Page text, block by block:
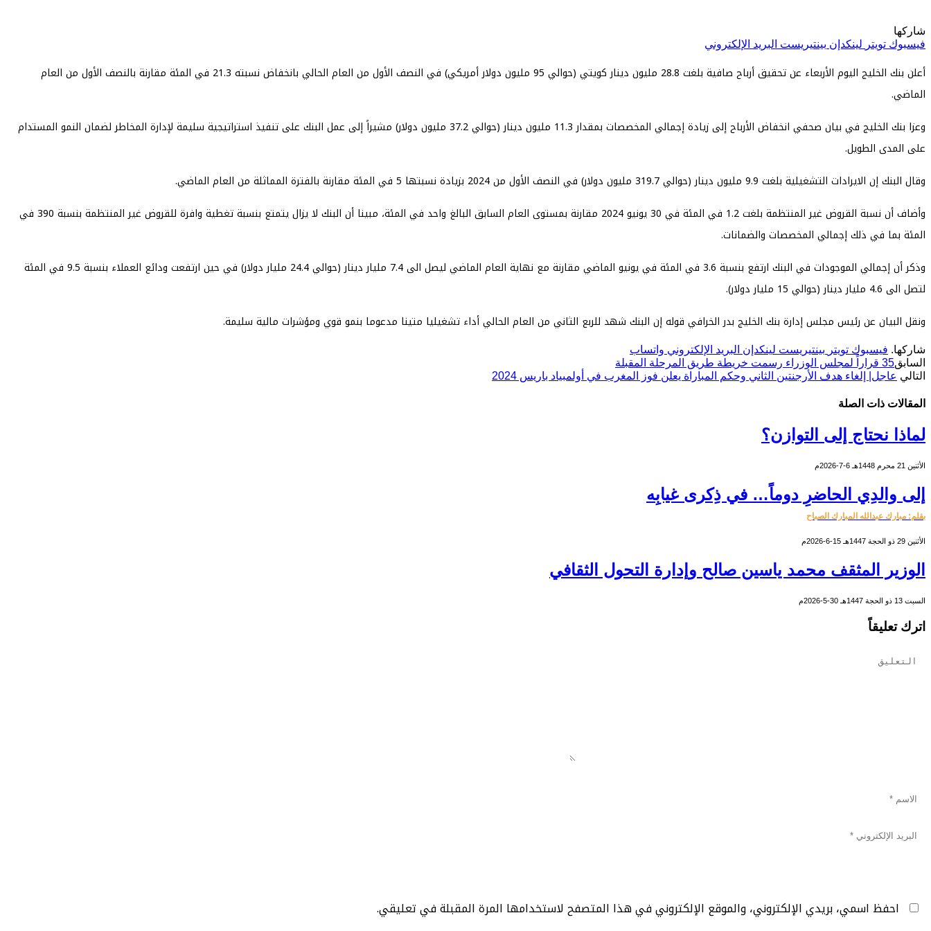
شاركها
فيسبوك تويتر لينكدإن بينتيريست البريد الإلكتروني
أعلن بنك الخليج اليوم الأربعاء عن تحقيق أرباح صافية بلغت 28.8 مليون دينار كويتي (حوالي 95 مليون دولار أمريكي) في النصف الأول من العام الحالي بانخفاض نسبته 21.3 في المئة مقارنة بالنصف الأول من العام
الماضي.
وعزا بنك الخليج في بيان صحفي انخفاض الأرباح إلى زيادة إجمالي المخصصات بمقدار 11.3 مليون دينار (حوالي 37.2 مليون دولار) مشيراً إلى عمل البنك على تنفيذ استراتيجية سليمة لإدارة المخاطر لضمان النمو المستدام
على المدى الطويل.
وقال البنك إن الايرادات التشغيلية بلغت 9.9 مليون دينار (حوالي 319.7 مليون دولار) في النصف الأول من 2024 بزيادة نسبتها 5 في المئة مقارنة بالفترة المماثلة من العام الماضي.
وأضاف أن نسبة القروض غير المنتظمة بلغت 1.2 في المئة في 30 يونيو 2024 مقارنة بمستوى العام السابق البالغ واحد في المئة، مبينا أن البنك لا يزال يتمتع بنسبة تغطية وافرة للقروض غير المنتظمة بنسبة 390 في
المئة بما في ذلك إجمالي المخصصات والضمانات.
وذكر أن إجمالي الموجودات في البنك ارتفع بنسبة 3.6 في المئة في يونيو الماضي مقارنة مع نهاية العام الماضي ليصل الى 7.4 مليار دينار (حوالي 24.4 مليار دولار) في حين ارتفعت ودائع العملاء بنسبة 9.5 في المئة
لتصل الى 4.6 مليار دينار (حوالي 15 مليار دولار).
ونقل البيان عن رئيس مجلس إدارة بنك الخليج بدر الخرافي قوله إن البنك شهد للربع الثاني من العام الحالي أداء تشغيليا متينا مدعوما بنمو قوي ومؤشرات مالية سليمة.
شاركها. فيسبوك تويتر بينتيريست لينكدإن البريد الإلكتروني واتساب
السابق35 قراراً لمجلس الوزراء رسمت خريطة طريق المرحلة المقبلة
التالي عاجل| إلغاء هدف الأرجنتين الثاني وحكم المباراة يعلن فوز المغرب في أولمبياد باريس 2024
المقالات ذات الصلة
لماذا نحتاج إلى التوازن؟
الأثنين 21 محرم 1448هـ 6-7-2026م
إلى والدِي الحاضرِ دوماً… في ذِكرى غيابِه
بقلم: مبارك عبدالله المبارك الصباح
الأثنين 29 ذو الحجة 1447هـ 15-6-2026م
الوزير المثقف محمد ياسين صالح وإدارة التحول الثقافي
السبت 13 ذو الحجة 1447هـ 30-5-2026م
اترك تعليقاً
احفظ اسمي، بريدي الإلكتروني، والموقع الإلكتروني في هذا المتصفح لاستخدامها المرة المقبلة في تعليقي.